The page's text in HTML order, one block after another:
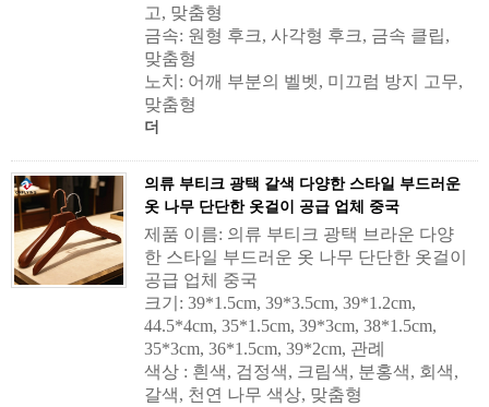
고, 맞춤형
금속: 원형 후크, 사각형 후크, 금속 클립,
맞춤형
노치: 어깨 부분의 벨벳, 미끄럼 방지 고무,
맞춤형
더
의류 부티크 광택 갈색 다양한 스타일 부드러운
옷 나무 단단한 옷걸이 공급 업체 중국
제품 이름: 의류 부티크 광택 브라운 다양
한 스타일 부드러운 옷 나무 단단한 옷걸이
공급 업체 중국
크기: 39*1.5cm, 39*3.5cm, 39*1.2cm,
44.5*4cm, 35*1.5cm, 39*3cm, 38*1.5cm,
35*3cm, 36*1.5cm, 39*2cm, 관례
색상 : 흰색, 검정색, 크림색, 분홍색, 회색,
갈색, 천연 나무 색상, 맞춤형